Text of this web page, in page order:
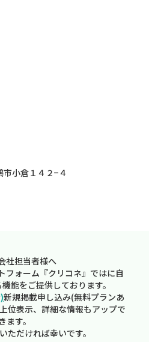
市小倉１４２−４
社担当者様へ
フォーム『クリコネ』ではに自
能をご提供しております。
新規掲載申し込み(無料プランあ
位表示、詳細な情報もアップで
きます。
ただければ幸いです。